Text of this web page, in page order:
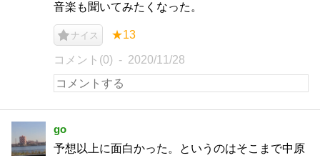
音楽も聞いてみたくなった。
ナイス ★13
コメント(0) 2020/11/28
go
予想以上に面白かった。というのはそこまで中原